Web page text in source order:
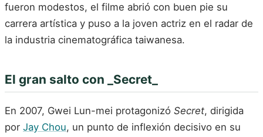
fueron modestos, el filme abrió con buen pie su
carrera artística y puso a la joven actriz en el radar de
la industria cinematográfica taiwanesa.
El gran salto con _Secret_
En 2007, Gwei Lun-mei protagonizó Secret, dirigida
por Jay Chou, un punto de inflexión decisivo en su